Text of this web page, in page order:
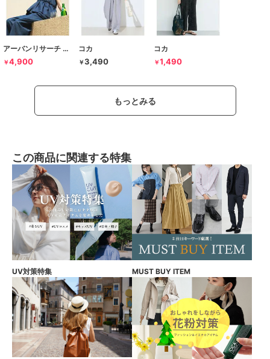
アーバンリサーチ サニーレーベル
￥4,900
コカ
￥3,490
コカ
￥1,490
もっとみる
この商品に関連する特集
UV対策特集 MUST BUY ITEM